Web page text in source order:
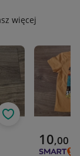
więcej
Obserwuj
Aktualna
10,00